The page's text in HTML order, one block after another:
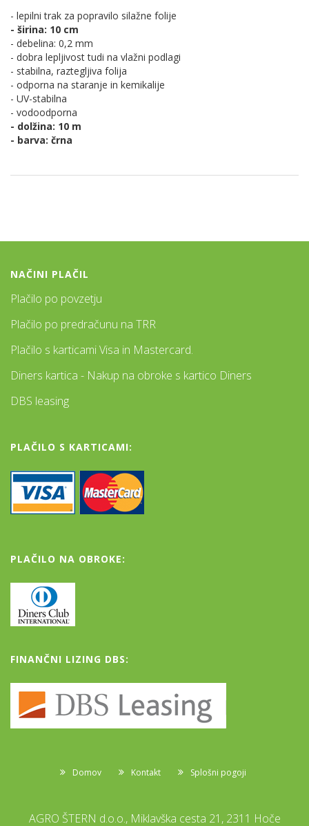
- lepilni trak za popravilo silažne folije
- širina: 10 cm
- debelina: 0,2 mm
- dobra lepljivost tudi na vlažni podlagi
- stabilna, raztegljiva folija
- odporna na staranje in kemikalije
- UV-stabilna
- vodoodporna
- dolžina: 10 m
- barva: črna
NAČINI PLAČIL
Plačilo po povzetju
Plačilo po predračunu na TRR
Plačilo s karticami Visa in Mastercard.
Diners kartica - Nakup na obroke s kartico Diners
DBS leasing
PLAČILO S KARTICAMI:
PLAČILO NA OBROKE:
FINANČNI LIZING DBS:
Domov Kontakt Splošni pogoji
AGRO ŠTERN d.o.o., Miklavška cesta 21, 2311 Hoče